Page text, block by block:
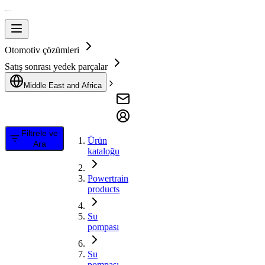
Otomotiv çözümleri
Satış sonrası yedek parçalar
Middle East and Africa
Filtrele ve
Ara
Ürün
kataloğu
Powertrain
products
Su
pompası
Su